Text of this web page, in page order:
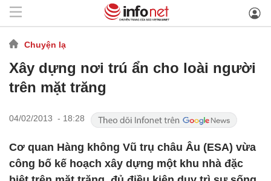
Chuyện lạ
Xây dựng nơi trú ẩn cho loài người
trên mặt trăng
04/02/2013 - 18:28
Cơ quan Hàng không Vũ trụ châu Âu (ESA) vừa
công bố kế hoạch xây dựng một khu nhà đặc